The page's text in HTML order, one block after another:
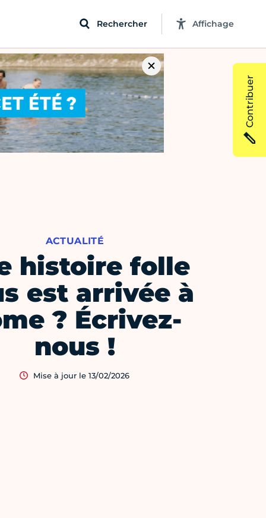
Rechercher Affichage
histoire folle
est arrivée à
? Écrivez-
nous !
ACTUALITÉ
Mise à jour le 13/02/2026
Contribuer